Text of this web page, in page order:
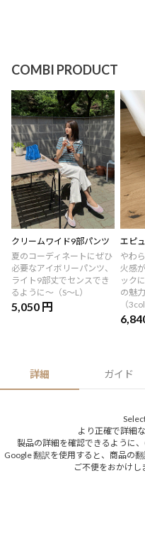
COMBI PRODUCT
クリームワイド9部パンツ
夏のコーディネートにぜひ
必要なアイボリーパンツ、
ライト9部丈でセンスでき
るように〜（S〜L）
5,050 円
エピ
やわ
火感
ック
の魅
（
詳細 ガイド
より正確で詳細
製品の詳細を確認できるように
Google 翻訳を使用すると、商品の
ご不便をおかけし